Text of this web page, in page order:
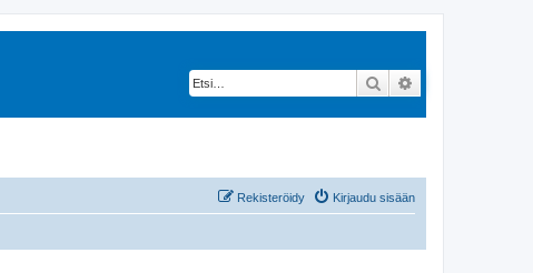
Etsi
Kirjaudu sisään
Rekisteröidy